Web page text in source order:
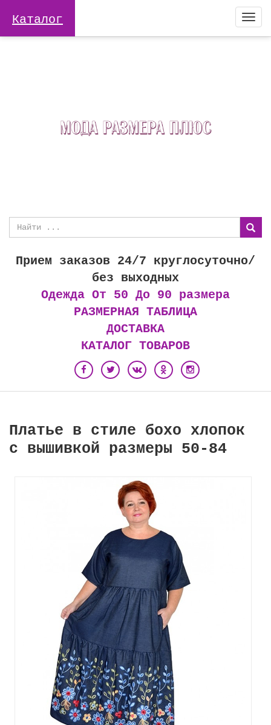
Каталог
Прием заказов 24/7 круглосуточно/
без выходных
Одежда От 50 До 90 размера
РАЗМЕРНАЯ ТАБЛИЦА
ДОСТАВКА
КАТАЛОГ ТОВАРОВ
Платье в стиле бохо хлопок
с вышивкой размеры 50-84